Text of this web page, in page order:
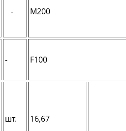
- М200
- F100
шт. 16,67